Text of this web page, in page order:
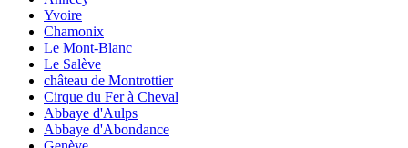
Yvoire
Chamonix
Le Mont-Blanc
Le Salève
château de Montrottier
Cirque du Fer à Cheval
Abbaye d'Aulps
Abbaye d'Abondance